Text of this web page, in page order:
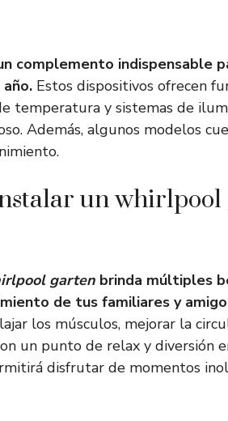
complemento indispensable
Estos dispositivos ofrecen
temperatura y sistemas de
Además, algunos modelos
un whirlpool
garten brinda múltiples
de tus familiares y
los músculos, mejorar la
un punto de relax y diversión
disfrutar de momentos